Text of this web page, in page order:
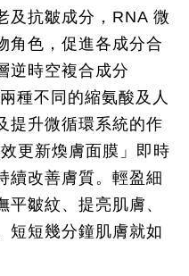
及抗皺成分，RNA 微
角色，促進各成分合
逆時空複合成分
種不同的縮氨酸及人
提升微循環系統的作
更新煥膚面膜」即時
續改善膚質。輕盈細
皺紋、提亮肌膚、
短短幾分鐘肌膚就如